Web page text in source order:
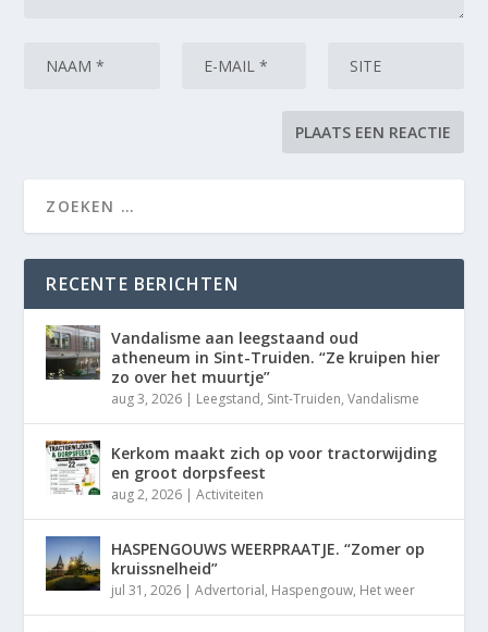
RECENTE BERICHTEN
Vandalisme aan leegstaand oud
atheneum in Sint-Truiden. “Ze kruipen hier
zo over het muurtje”
aug 3, 2026 | Leegstand, Sint-Truiden,Vandalisme
Kerkom maakt zich op voor tractorwijding
en groot dorpsfeest
aug 2, 2026 |Activiteiten
HASPENGOUWS WEERPRAATJE. “Zomer op
kruissnelheid”
jul 31, 2026 |Advertorial, Haspengouw, Het weer